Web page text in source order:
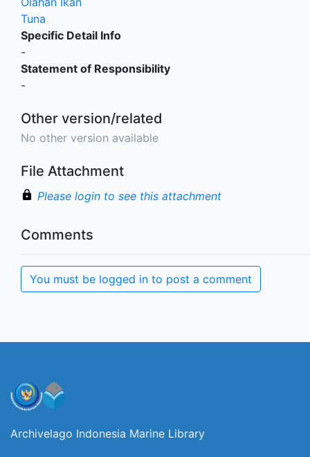
Tuna
Specific Detail Info
-
Statement of Responsibility
-
Other version/related
No other version available
File Attachment
Please login to see this attachment
Comments
You must be logged in to post a comment
Archivelago Indonesia Marine Library